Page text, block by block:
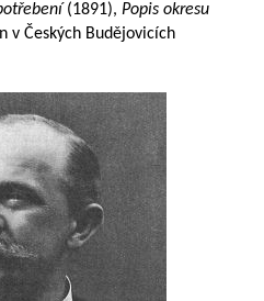
(1891), Popis okresu
v Českých Budějovicích